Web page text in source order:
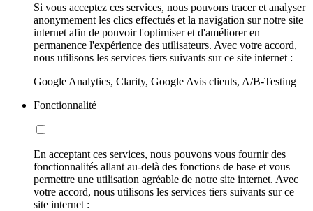
Si vous acceptez ces services, nous pouvons tracer et analyser
anonymement les clics effectués et la navigation sur notre site
internet afin de pouvoir l'optimiser et d'améliorer en
permanence l'expérience des utilisateurs. Avec votre accord,
nous utilisons les services tiers suivants sur ce site internet :
Google Analytics, Clarity, Google Avis clients, A/B-Testing
Fonctionnalité
En acceptant ces services, nous pouvons vous fournir des
fonctionnalités allant au-delà des fonctions de base et vous
permettre une utilisation agréable de notre site internet. Avec
votre accord, nous utilisons les services tiers suivants sur ce
site internet :